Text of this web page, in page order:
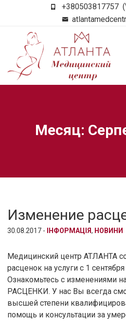
+380503817757
Месяц:
Изменение
30.08.2017 - ІНФОРМАЦІЯ, НОВИНИ
Медицинский центр АТЛАНТА
расценок на услуги с 1
Ознакомьтесь с изменениями
РАСЦЕНКИ. У нас Вы всегда
высшей степени
помощь и консультации за